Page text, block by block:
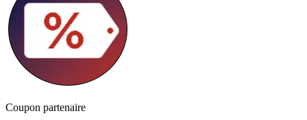
Coupon partenaire